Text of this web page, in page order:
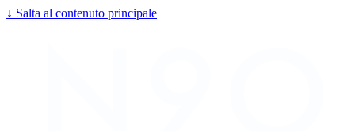
↓ Salta al contenuto principale